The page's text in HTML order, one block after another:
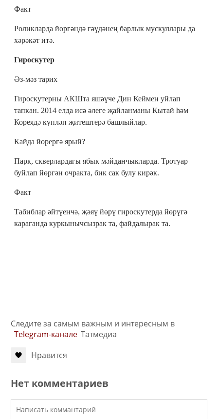
Факт
Роликларда йөргәндә гәүдәнең барлык мускуллары да
хәрәкәт итә.
Гироскутер
Әз-мәз тарих
Гироскутерны АКШта яшәүче Дин Кеймен уйлап
тапкан. 2014 елда исә әлеге җайланманы Кытай һәм
Кореядә күпләп җитештерә башлыйлар.
Кайда йөрергә ярый?
Парк, скверлардагы ябык мәйданчыкларда. Тротуар
буйлап йөргән очракта, бик сак булу кирәк.
Факт
Табиблар әйтүенчә, җәяү йөрү гироскутерда йөрүгә
караганда куркынычсызрак та, файдалырак та.
Следите за самым важным и интересным в
Telegram-канале Татмедиа
Нравится
Нет комментариев